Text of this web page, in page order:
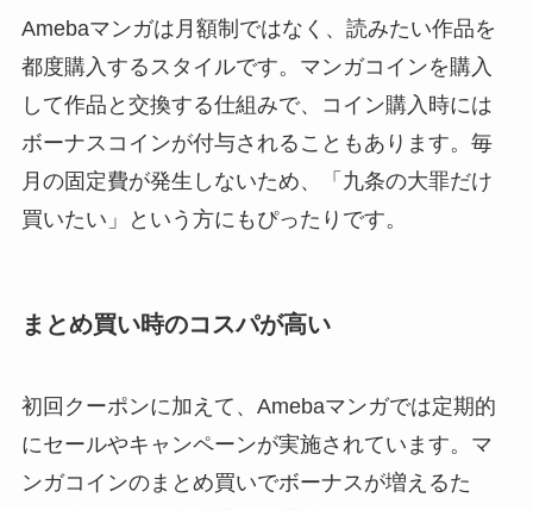
Amebaマンガは月額制ではなく、読みたい作品を
都度購入するスタイルです。マンガコインを購入
して作品と交換する仕組みで、コイン購入時には
ボーナスコインが付与されることもあります。毎
月の固定費が発生しないため、「九条の大罪だけ
買いたい」という方にもぴったりです。
まとめ買い時のコスパが高い
初回クーポンに加えて、Amebaマンガでは定期的
にセールやキャンペーンが実施されています。マ
ンガコインのまとめ買いでボーナスが増えるた